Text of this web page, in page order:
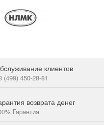
клиентов
(499) 450-28-81
возврата денег
Гарантия